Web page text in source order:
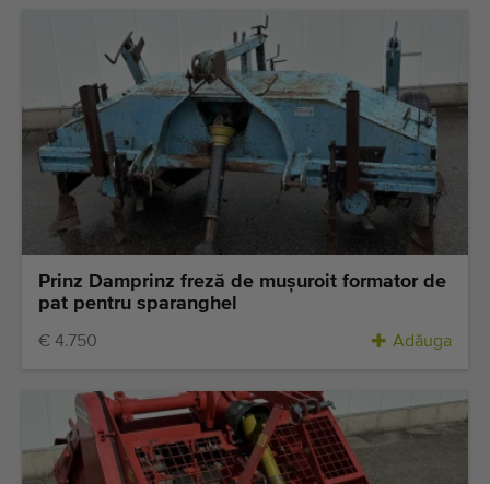
Prinz Damprinz freză de muşuroit formator de
pat pentru sparanghel
€ 4.750 Adăuga